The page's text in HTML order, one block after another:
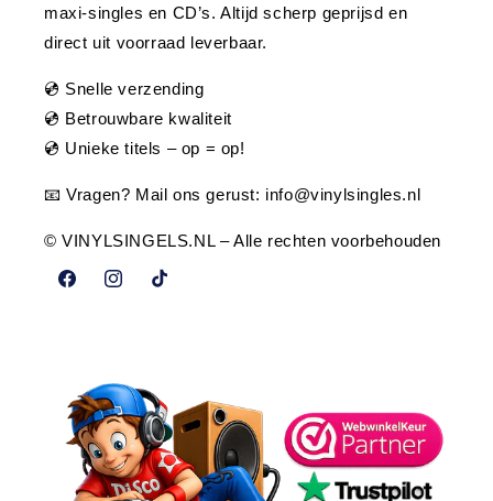
maxi-singles en CD’s. Altijd scherp geprijsd en
direct uit voorraad leverbaar.
💿 Snelle verzending
💿 Betrouwbare kwaliteit
💿 Unieke titels – op = op!
📧 Vragen? Mail ons gerust: info@vinylsingles.nl
© VINYLSINGELS.NL – Alle rechten voorbehouden
FacebookInstagramTikTok